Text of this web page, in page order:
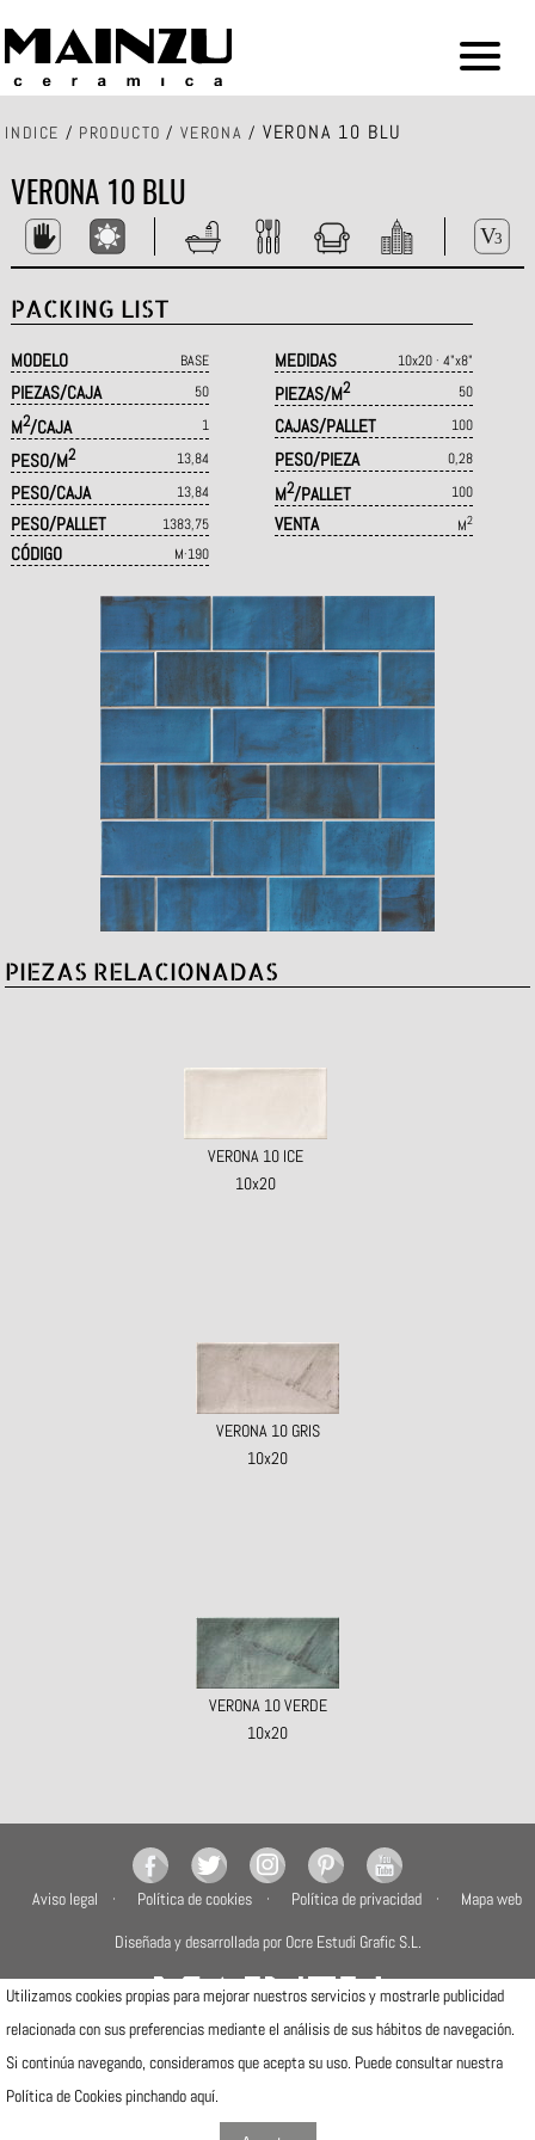
INDICE / PRODUCTO / VERONA / VERONA 10 BLU
VERONA 10 BLU
PACKING LIST
MODELO BASE MEDIDAS 10x20 · 4"x8"
PIEZAS/CAJA 50 PIEZAS/M2 50
M2/CAJA 1 CAJAS/PALLET 100
PESO/M2 13,84 PESO/PIEZA 0,28
PESO/CAJA 13,84 M2/PALLET 100
PESO/PALLET 1383,75 VENTA M2
CÓDIGO M·190
PIEZAS RELACIONADAS
VERONA 10 ICE
10x20
VERONA 10 GRIS
10x20
VERONA 10 VERDE
10x20
Aviso legal Política de cookies Política de privacidad
Mapa web
Diseñada y desarrollada por Ocre Estudi Grafic S.L.
Camí de la Travessa, 17
12540 Vila-real (Castellón)
Telfs: (+34) 964506300 · (+34) 964506301
Utilizamos cookies propias para mejorar nuestros servicios y mostrarle publicidad
relacionada con sus preferencias mediante el análisis de sus hábitos de navegación.
Si continúa navegando, consideramos que acepta su uso. Puede consultar nuestra
Política de Cookies pinchando aquí.